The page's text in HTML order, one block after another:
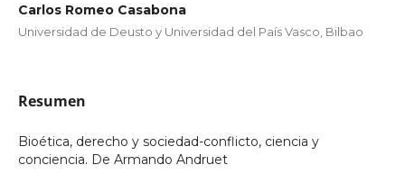
Carlos Romeo Casabona
Universidad de Deusto y Universidad del País Vasco, Bilbao
Resumen
Bioética, derecho y sociedad-conflicto, ciencia y
conciencia. De Armando Andruet